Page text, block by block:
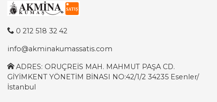
0 212 518 32 42
info@akminakumassatis.com
ADRES: ORUÇREİS MAH. MAHMUT PAŞA CD.
GİYİMKENT YÖNETİM BİNASI NO:42/1/2 34235 Esenler/
İstanbul